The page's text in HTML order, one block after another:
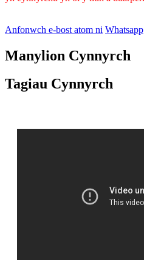
Anfonwch e-bost atom ni Whatsapp
Manylion Cynnyrch
Tagiau Cynnyrch